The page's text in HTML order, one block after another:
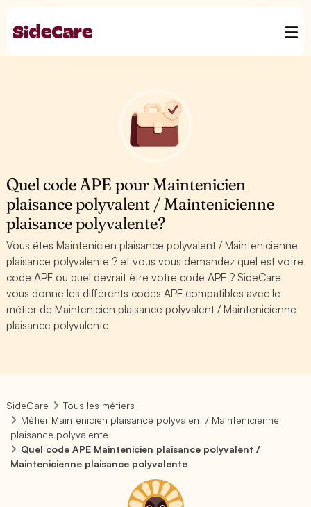
Quel code APE pour Maintenicien
plaisance polyvalent / Maintenicienne
plaisance polyvalente?
Vous êtes Maintenicien plaisance polyvalent / Maintenicienne
plaisance polyvalente ? et vous vous demandez quel est votre
code APE ou quel devrait être votre code APE ? SideCare
vous donne les différents codes APE compatibles avec le
métier de Maintenicien plaisance polyvalent / Maintenicienne
plaisance polyvalente
SideCare
Tous les métiers
Métier Maintenicien plaisance polyvalent / Maintenicienne
plaisance polyvalente
Quel code APE Maintenicien plaisance polyvalent /
Maintenicienne plaisance polyvalente